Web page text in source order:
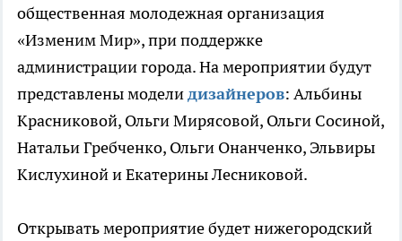
общественная молодежная организация
«Изменим Мир», приподдержке
администрации города. На мероприятии будут
представлены моделидизайнеров: Альбины
Красниковой, Ольги Мирясовой, Ольги Сосиной,
Натальи Гребченко, Ольги Онанченко, Эльвиры
Кислухиной и Екатерины Лесниковой.
Открывать мероприятие будет нижегородский